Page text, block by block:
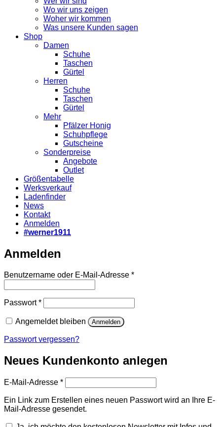
Wo wir uns zeigen
Woher wir kommen
Was unsere Kunden sagen
Shop
Damen
Schuhe
Taschen
Gürtel
Herren
Schuhe
Taschen
Gürtel
Mehr
Pfälzer Honig
Schuhpflege
Gutscheine
Sonderpreise
Angebote
Outlet
Größentabelle
Werksverkauf
Ladenfinder
News
Kontakt
Anmelden
#werner1911
Anmelden
Benutzername oder E-Mail-Adresse *Erforderlich
Passwort*Erforderlich
Angemeldet bleiben Anmelden
Passwort vergessen?
Neues Kundenkonto anlegen
E-Mail-Adresse *Erforderlich
Ein Link zum Erstellen eines neuen Passwort wird an Ihre E-
Mail-Adresse gesendet.